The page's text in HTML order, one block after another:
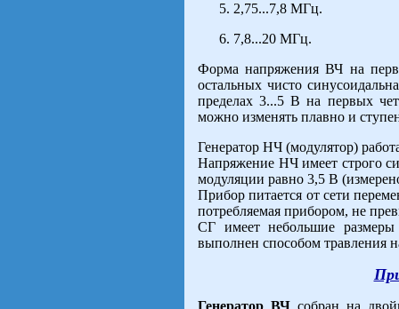
2,75...7,8 МГц.
7,8...20 МГц.
Форма напряжения ВЧ на
остальных чисто
пределах 3...5 В на первых
можно изменять плавно и
Генератор НЧ (модулятор)
Напряжение НЧ имеет строго
модуляции равно 3,5 В
Прибор питается от сети
потребляемая прибором, не
СГ имеет небольшие
выполнен способом травления
Генератор ВЧ собран на